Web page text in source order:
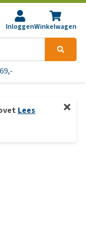
InloggenWinkelwagen
Lees